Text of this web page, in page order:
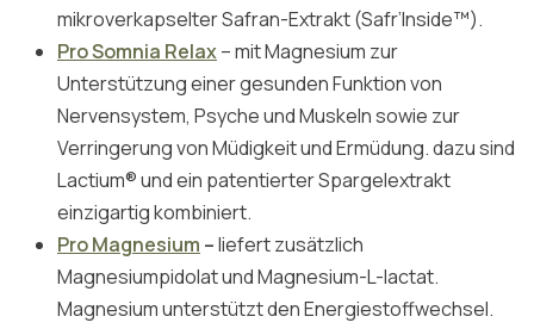
mikroverkapselter Safran-Extrakt (Safr’Inside™).
Pro Somnia Relax– mit Magnesium zur
Unterstützung einer gesunden Funktion von
Nervensystem, Psyche und Muskeln sowie zur
Verringerung von Müdigkeit und Ermüdung. dazu sind
Lactium® und ein patentierter Spargelextrakt
einzigartig kombiniert.
Pro Magnesium –liefert zusätzlich
Magnesiumpidolat und Magnesium-L-lactat.
Magnesium unterstützt den Energiestoffwechsel.